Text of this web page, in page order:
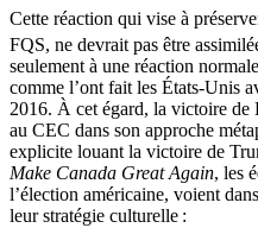
Cette réaction qui vise à
FQS, ne devrait pas être
seulement à une réaction
comme l’ont fait les États-Unis
2016. À cet égard, la victoire de
au CEC dans son approche
explicite louant la victoire de
Make Canada Great Again, les
l’élection américaine, voient
leur stratégie culturelle :